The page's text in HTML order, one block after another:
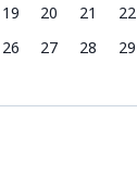
19 20 21 22
26 27 28 29